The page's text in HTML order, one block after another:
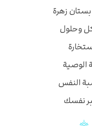
زهرة
وحلول
الوصية
النفس
نفسك